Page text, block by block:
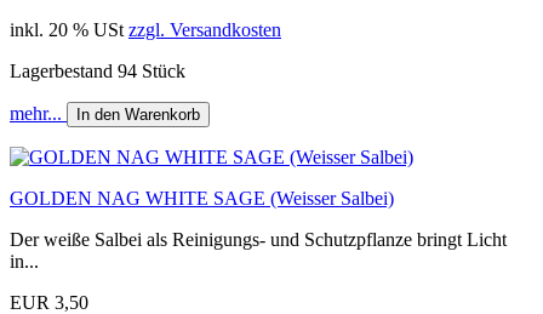
inkl. 20 % USt zzgl. Versandkosten
Lagerbestand 94 Stück
mehr... In den Warenkorb
GOLDEN NAG WHITE SAGE (Weisser Salbei)
Der weiße Salbei als Reinigungs- und Schutzpflanze bringt Licht
in...
EUR 3,50